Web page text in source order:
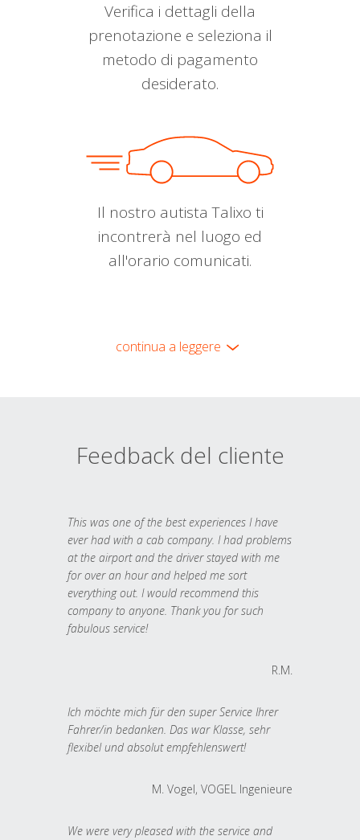
Verifica i dettagli della
prenotazione e seleziona il
metodo di pagamento
desiderato.
Il nostro autista Talixo ti
incontrerà nel luogo ed
all'orario comunicati.
continua a leggere
Feedback del cliente
This was one of the best experiences I have
ever had with a cab company. I had problems
at the airport and the driver stayed with me
for over an hour and helped me sort
everything out. I would recommend this
company to anyone. Thank you for such
fabulous service!
R.M.
Ich möchte mich für den super Service Ihrer
Fahrer/in bedanken. Das war Klasse, sehr
flexibel und absolut empfehlenswert!
M. Vogel, VOGEL Ingenieure
We were very pleased with the service and